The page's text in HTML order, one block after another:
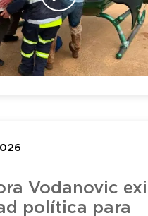
Vodanovic
política para